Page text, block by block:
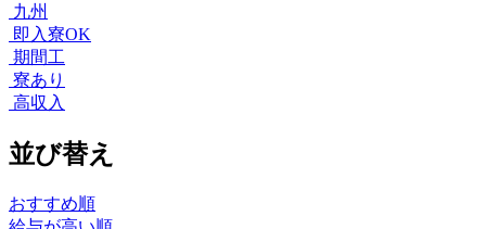
九州
即入寮OK
期間工
寮あり
高収入
並び替え
おすすめ順